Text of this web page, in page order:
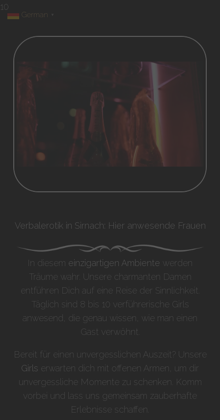
10
Verbalerotik in Sirnach: Hier anwesende Frauen
In diesem einzigartigen Ambiente werden
Träume wahr. Unsere charmanten Damen
entführen Dich auf eine Reise der Sinnlichkeit.
Täglich sind 8 bis 10 verführerische Girls
anwesend, die genau wissen, wie man einen
Gast verwöhnt.
Bereit für einen unvergesslichen Auszeit? Unsere
Girls erwarten dich mit offenen Armen, um dir
unvergessliche Momente zu schenken. Komm
vorbei und lass uns gemeinsam zauberhafte
Erlebnisse schaffen.
German